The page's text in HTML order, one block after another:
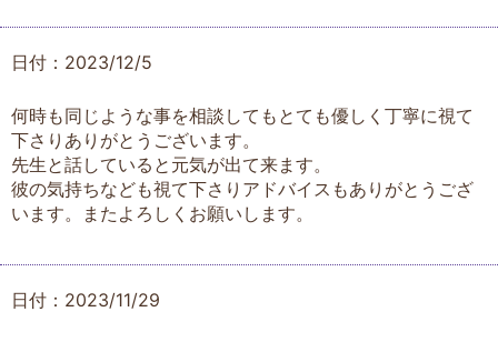
日付：2023/12/5
何時も同じような事を相談してもとても優しく丁寧に視て
下さりありがとうございます。
先生と話していると元気が出て来ます。
彼の気持ちなども視て下さりアドバイスもありがとうござ
います。またよろしくお願いします。
日付：2023/11/29